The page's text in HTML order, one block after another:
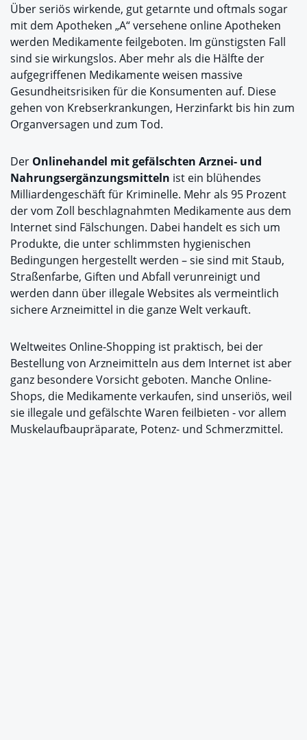
Über seriös wirkende, gut getarnte und oftmals sogar
mit dem Apotheken „A“ versehene online Apotheken
werden Medikamente feilgeboten. Im günstigsten Fall
sind sie wirkungslos. Aber mehr als die Hälfte der
aufgegriffenen Medikamente weisen massive
Gesundheitsrisiken für die Konsumenten auf. Diese
gehen von Krebserkrankungen, Herzinfarkt bis hin zum
Organversagen und zum Tod.
Der Onlinehandel mit gefälschten Arznei- und
Nahrungsergänzungsmitteln ist ein blühendes
Milliardengeschäft für Kriminelle. Mehr als 95 Prozent
der vom Zoll beschlagnahmten Medikamente aus dem
Internet sind Fälschungen. Dabei handelt es sich um
Produkte, die unter schlimmsten hygienischen
Bedingungen hergestellt werden – sie sind mit Staub,
Straßenfarbe, Giften und Abfall verunreinigt und
werden dann über illegale Websites als vermeintlich
sichere Arzneimittel in die ganze Welt verkauft.
Weltweites Online-Shopping ist praktisch, bei der
Bestellung von Arzneimitteln aus dem Internet ist aber
ganz besondere Vorsicht geboten. Manche Online-
Shops, die Medikamente verkaufen, sind unseriös, weil
sie illegale und gefälschte Waren feilbieten - vor allem
Muskelaufbaupräparate, Potenz- und Schmerzmittel.